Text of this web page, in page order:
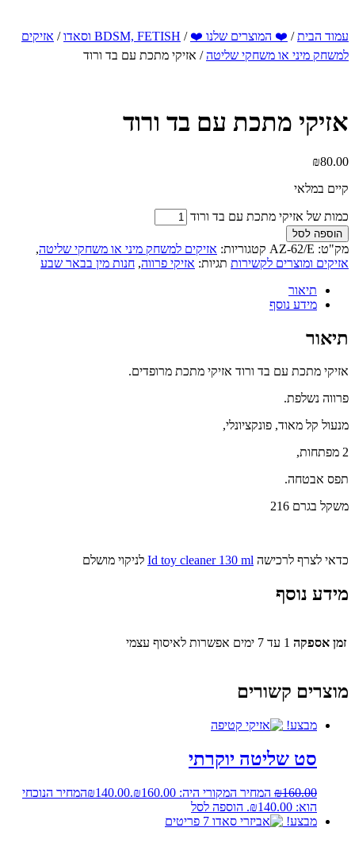
עמוד הבית/ ❤️ המוצרים שלנו ❤️ / BDSM, FETISH וסאדו / אזיקים
למשחק מיני או משחקי שליטה/ אזיקי מתכת עם בד ורוד
אזיקי מתכת עם בד ורוד
₪80.00
קיים במלאי
כמות של אזיקי מתכת עם בד ורוד
הוספה לסל
מק"ט: AZ-62/E קטגוריות: אזיקים למשחק מיני או משחקי שליטה,
אזיקים ומוצרים לקשירות תגיות: אזיקי פרווה, חנות מין בבאר שבע
תיאור
מידע נוסף
תיאור
אזיקי מתכת עם בד ורוד אזיקי מתכת מרופדים.
פרווה נשלפת.
מנעול קל מאוד, פונקציונלי,
2 מפתחות,
תפס אבטחה.
משקל בגרם 216
כדאי לצרף לרכישה Id toy cleaner 130 ml לניקוי מושלם
מידע נוסף
זמן אספקה 1 עד 7 ימים אפשרות לאיסוף עצמי
מוצרים קשורים
מבצע!
סט שליטה יוקרתי
₪160.00 המחיר המקורי היה: ₪160.00. ₪140.00
המחיר הנוכחי
הוא: ₪140.00.
הוספה לסל
מבצע!